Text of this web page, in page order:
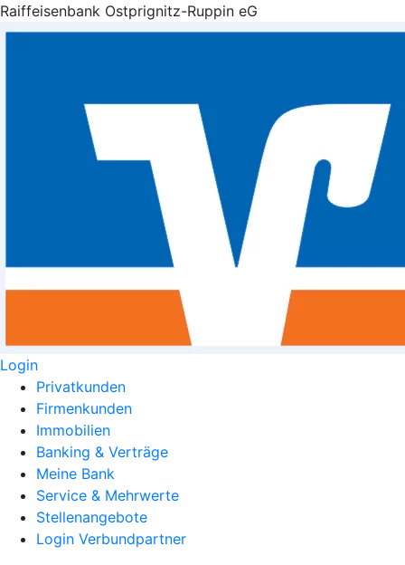
Raiffeisenbank Ostprignitz-Ruppin eG
Login
Privatkunden
Firmenkunden
Immobilien
Banking & Verträge
Meine Bank
Service & Mehrwerte
Stellenangebote
Login Verbundpartner